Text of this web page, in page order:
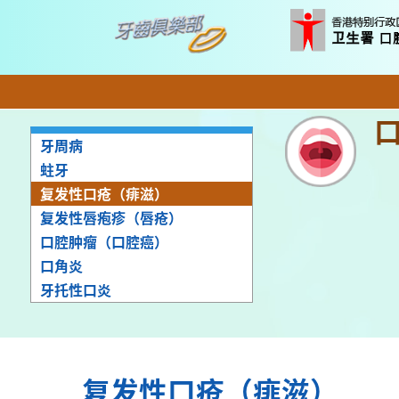
牙周病
蛀牙
复发性口疮（痱滋）
复发性唇疱疹（唇疮）
口腔肿瘤（口腔癌）
口角炎
牙托性口炎
复发性口疮（痱滋）